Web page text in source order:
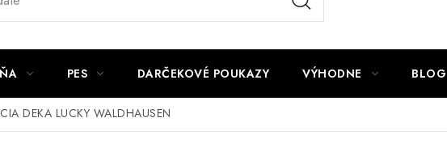
PES DARČEKOVÉ POUKAZY VÝHODNE BLOG
DEKA LUCKY WALDHAUSEN